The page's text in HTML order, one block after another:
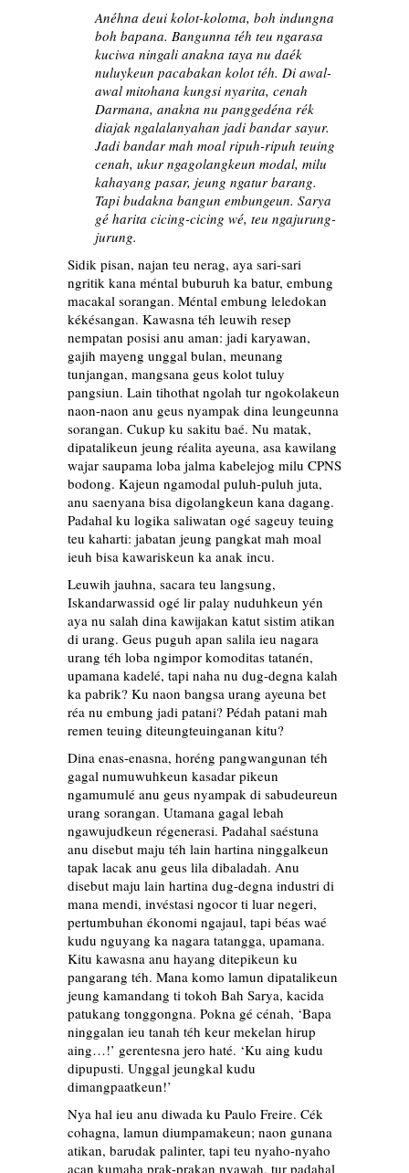
Anéhna deui kolot-kolotna, boh indungna
boh bapana. Bangunna téh teu ngarasa
kuciwa ningali anakna taya nu daék
nuluykeun pacabakan kolot téh. Di awal-
awal mitohana kungsi nyarita, cenah
Darmana, anakna nu panggedéna rék
diajak ngalalanyahan jadi bandar sayur.
Jadi bandar mah moal ripuh-ripuh teuing
cenah, ukur ngagolangkeun modal, milu
kahayang pasar, jeung ngatur barang.
Tapi budakna bangun embungeun. Sarya
gé harita cicing-cicing wé, teu ngajurung-
jurung.
Sidik pisan, najan teu nerag, aya sari-sari
ngritik kana méntal buburuh ka batur, embung
macakal sorangan. Méntal embung leledokan
kékésangan. Kawasna téh leuwih resep
nempatan posisi anu aman: jadi karyawan,
gajih mayeng unggal bulan, meunang
tunjangan, mangsana geus kolot tuluy
pangsiun. Lain tihothat ngolah tur ngokolakeun
naon-naon anu geus nyampak dina leungeunna
sorangan. Cukup ku sakitu baé. Nu matak,
dipatalikeun jeung réalita ayeuna, asa kawilang
wajar saupama loba jalma kabelejog milu CPNS
bodong. Kajeun ngamodal puluh-puluh juta,
anu saenyana bisa digolangkeun kana dagang.
Padahal ku logika saliwatan ogé sageuy teuing
teu kaharti: jabatan jeung pangkat mah moal
ieuh bisa kawariskeun ka anak incu.
Leuwih jauhna, sacara teu langsung,
Iskandarwassid ogé lir palay nuduhkeun yén
aya nu salah dina kawijakan katut sistim atikan
di urang. Geus puguh apan salila ieu nagara
urang téh loba ngimpor komoditas tatanén,
upamana kadelé, tapi naha nu dug-degna kalah
ka pabrik? Ku naon bangsa urang ayeuna bet
réa nu embung jadi patani? Pédah patani mah
remen teuing diteungteuinganan kitu?
Dina enas-enasna, horéng pangwangunan téh
gagal numuwuhkeun kasadar pikeun
ngamumulé anu geus nyampak di sabudeureun
urang sorangan. Utamana gagal lebah
ngawujudkeun régenerasi. Padahal saéstuna
anu disebut maju téh lain hartina ninggalkeun
tapak lacak anu geus lila dibaladah. Anu
disebut maju lain hartina dug-degna industri di
mana mendi, invéstasi ngocor ti luar negeri,
pertumbuhan ékonomi ngajaul, tapi béas waé
kudu nguyang ka nagara tatangga, upamana.
Kitu kawasna anu hayang ditepikeun ku
pangarang téh. Mana komo lamun dipatalikeun
jeung kamandang ti tokoh Bah Sarya, kacida
patukang tonggongna. Pokna gé cénah, ‘Bapa
ninggalan ieu tanah téh keur mekelan hirup
aing…!’ gerentesna jero haté. ‘Ku aing kudu
dipupusti. Unggal jeungkal kudu
dimangpaatkeun!’
Nya hal ieu anu diwada ku Paulo Freire. Cék
cohagna, lamun diumpamakeun; naon gunana
atikan, barudak palinter, tapi teu nyaho-nyaho
acan kumaha prak-prakan nyawah, tur padahal